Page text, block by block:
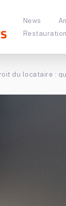
News
Restauration
du locataire :